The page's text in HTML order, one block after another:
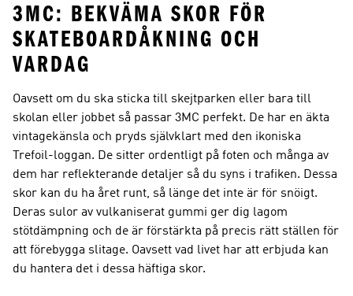
3MC: BEKVÄMA SKOR FÖR
SKATEBOARDÅKNING OCH
VARDAG
Oavsett om du ska sticka till skejtparken eller bara till
skolan eller jobbet så passar 3MC perfekt. De har en äkta
vintagekänsla och pryds självklart med den ikoniska
Trefoil-loggan. De sitter ordentligt på foten och många av
dem har reflekterande detaljer så du syns i trafiken. Dessa
skor kan du ha året runt, så länge det inte är för snöigt.
Deras sulor av vulkaniserat gummi ger dig lagom
stötdämpning och de är förstärkta på precis rätt ställen för
att förebygga slitage. Oavsett vad livet har att erbjuda kan
du hantera det i dessa häftiga skor.